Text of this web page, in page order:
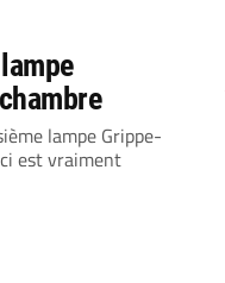
lampe Grippe-
est vraiment